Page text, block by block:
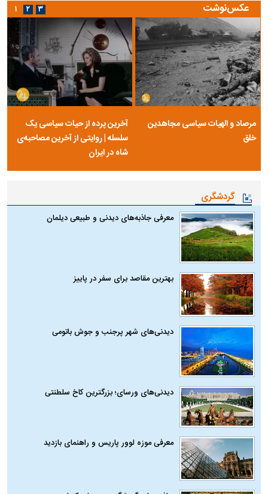
عکس‌نوشت
مرصاد و الهیات سیاسی مجاهدین
خلق
آخرین پرده از حیات سیاسی یک
سلسله | روایتی از آخرین مصاحبه‌ی
شاه در ایران
۱ ۲ ۳
گردشگری
معرفی جاذبه‌های دیدنی و طبیعی دیلمان
بهترین مقاصد برای سفر در پاییز
دیدنی‌های شهر پرجنب و جوش باتومی
دیدنی‌های ورسای؛ بزرگترین کاخ سلطنتی
معرفی موزه لوور پاریس و راهنمای بازدید